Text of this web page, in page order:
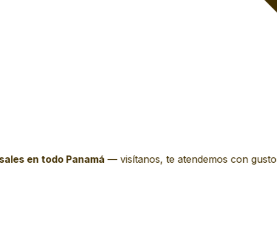
en todo Panamá—visítanos, te atendemos con gusto